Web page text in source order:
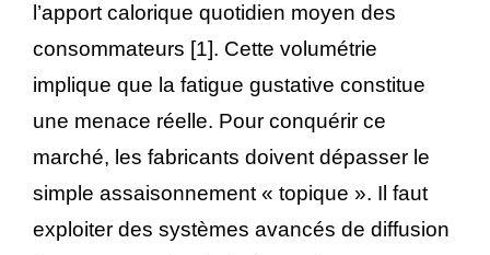
l’apport calorique quotidien moyen des
consommateurs [1]. Cette volumétrie
implique que la fatigue gustative constitue
une menace réelle. Pour conquérir ce
marché, les fabricants doivent dépasser le
simple assaisonnement « topique ». Il faut
exploiter des systèmes avancés de diffusion